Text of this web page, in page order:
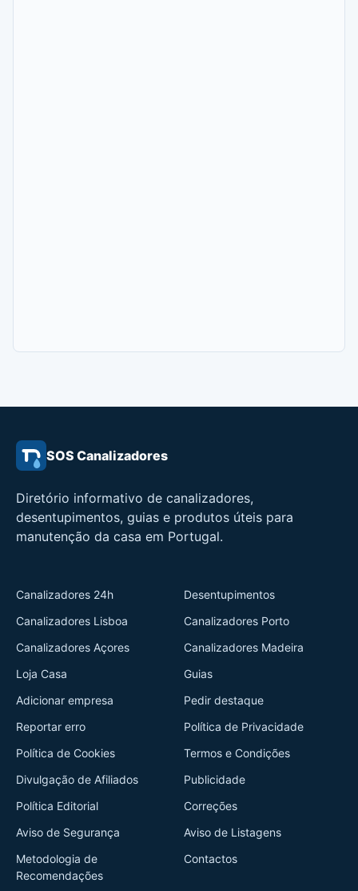
SOS Canalizadores
Diretório informativo de canalizadores,
desentupimentos, guias e produtos úteis para
manutenção da casa em Portugal.
Canalizadores 24h
Desentupimentos
Canalizadores Lisboa
Canalizadores Porto
Canalizadores Açores
Canalizadores Madeira
Loja Casa
Guias
Adicionar empresa
Pedir destaque
Reportar erro
Política de Privacidade
Política de Cookies
Termos e Condições
Divulgação de Afiliados
Publicidade
Política Editorial
Correções
Aviso de Segurança
Aviso de Listagens
Metodologia de
Recomendações
Contactos